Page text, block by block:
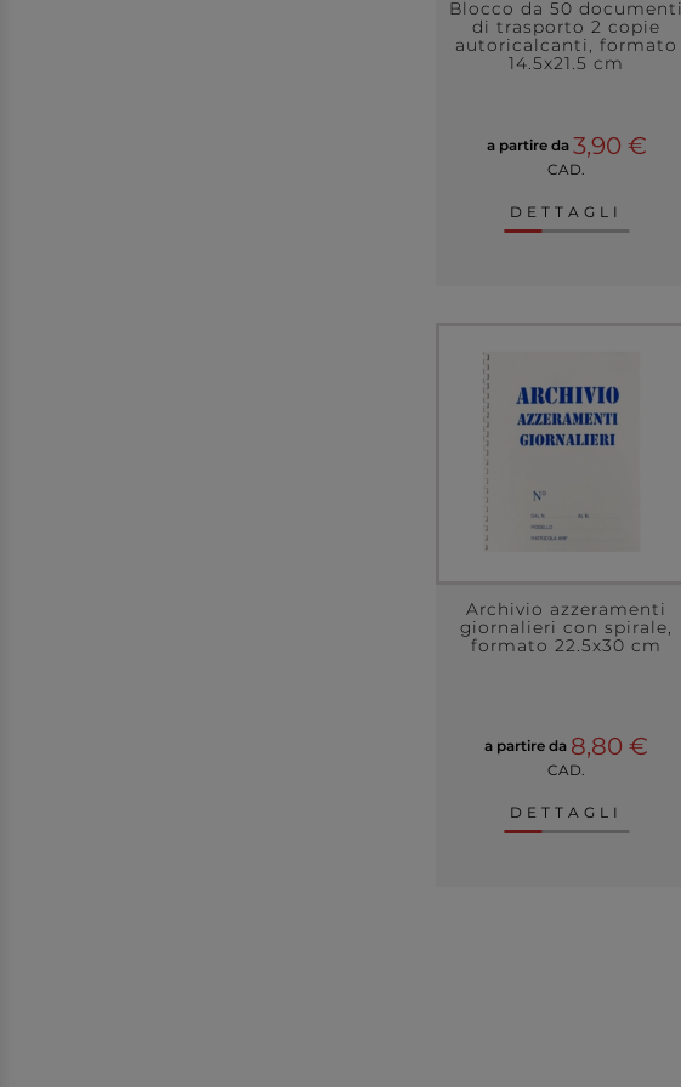
Blocco da 50 documenti
di trasporto 2 copie
autoricalcanti, formato
14.5x21.5 cm
a partire da 3,90 €
CAD.
DETTAGLI
Archivio azzeramenti
giornalieri con spirale,
formato 22.5x30 cm
a partire da 8,80 €
CAD.
DETTAGLI